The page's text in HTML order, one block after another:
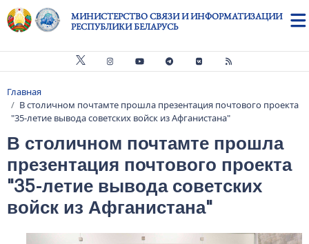
Перейти к основному содержанию
МИНИСТЕРСТВО СВЯЗИ И ИНФОРМАТИЗАЦИИ
РЕСПУБЛИКИ БЕЛАРУСЬ
Строка навигации
Главная
В столичном почтамте прошла презентация почтового проекта
"35-летие вывода советских войск из Афганистана"
В столичном почтамте прошла
презентация почтового проекта
"35-летие вывода советских
войск из Афганистана"